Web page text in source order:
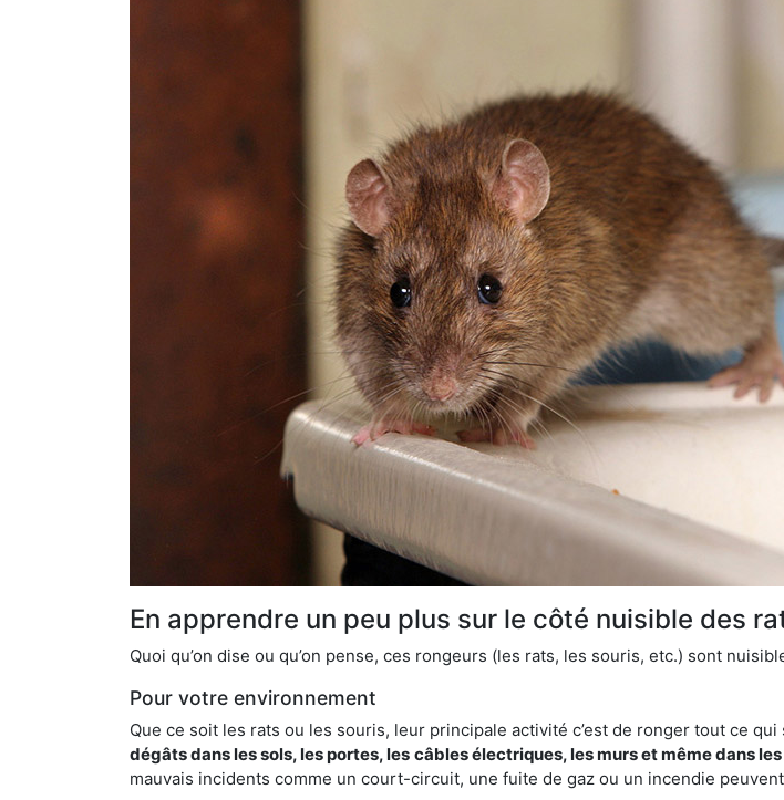
En apprendre un peu plus sur le côté nuisible des
Quoi qu’on dise ou qu’on pense, ces rongeurs (les rats, les souris, etc.) sont
Pour votre environnement
Que ce soit les rats ou les souris, leur principale activité c’est de ronger tout ce
dégâts dans les sols, les portes, les câbles électriques, les murs et même dans
mauvais incidents comme un court-circuit, une fuite de gaz ou un incendie